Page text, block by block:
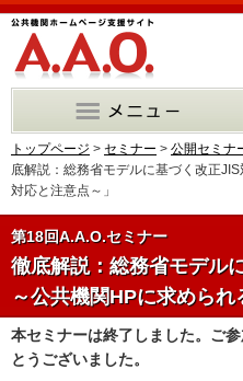
トップページ > セミナー > 公開セミナ
底解説：総務省モデルに基づく改正
対応と注意点～」
第18回A.A.O.セミナー
徹底解説：総務省モデル
～公共機関HPに求めら
本セミナーは終了しました。ご
とうございました。